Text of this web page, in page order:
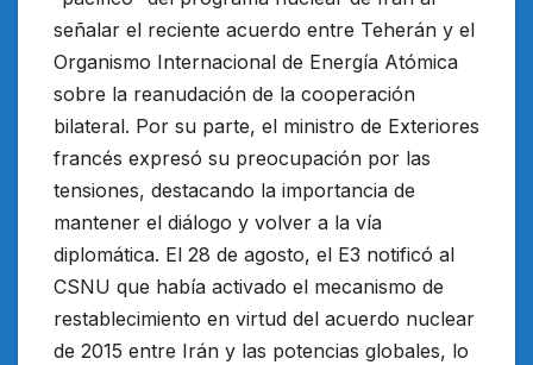
señalar el reciente acuerdo entre Teherán y el
Organismo Internacional de Energía Atómica
sobre la reanudación de la cooperación
bilateral. Por su parte, el ministro de Exteriores
francés expresó su preocupación por las
tensiones, destacando la importancia de
mantener el diálogo y volver a la vía
diplomática. El 28 de agosto, el E3 notificó al
CSNU que había activado el mecanismo de
restablecimiento en virtud del acuerdo nuclear
de 2015 entre Irán y las potencias globales, lo